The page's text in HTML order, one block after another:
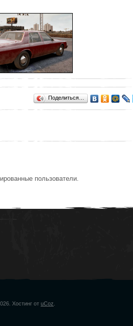
Поделиться…
пользователи.
Хостинг от uCoz